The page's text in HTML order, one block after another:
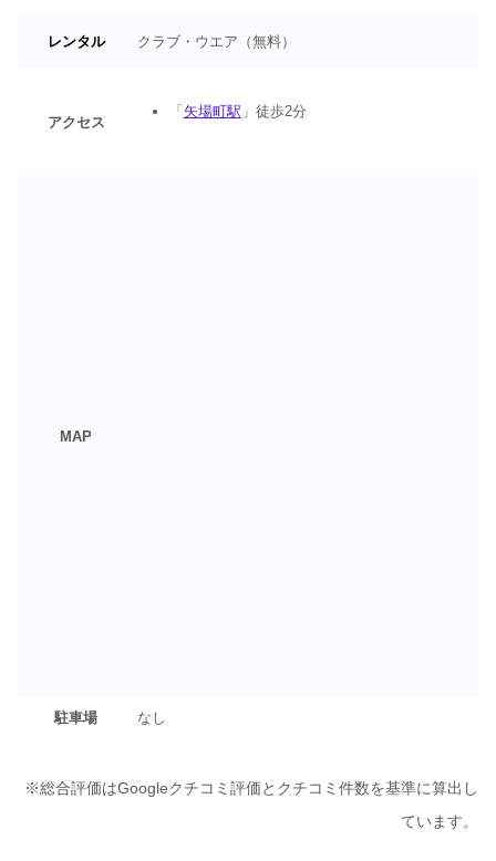
レンタル クラブ・ウエア（無料）
アクセス
「 矢場町駅 」徒歩2分
MAP
駐車場 なし
※総合評価はGoogleクチコミ評価とクチコミ件数を基準に算出し
ています。